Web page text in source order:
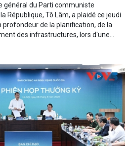
général du Parti communiste
République, Tô Lâm, a plaidé ce jeudi
profondeur de la planification, de la
des infrastructures, lors d'une